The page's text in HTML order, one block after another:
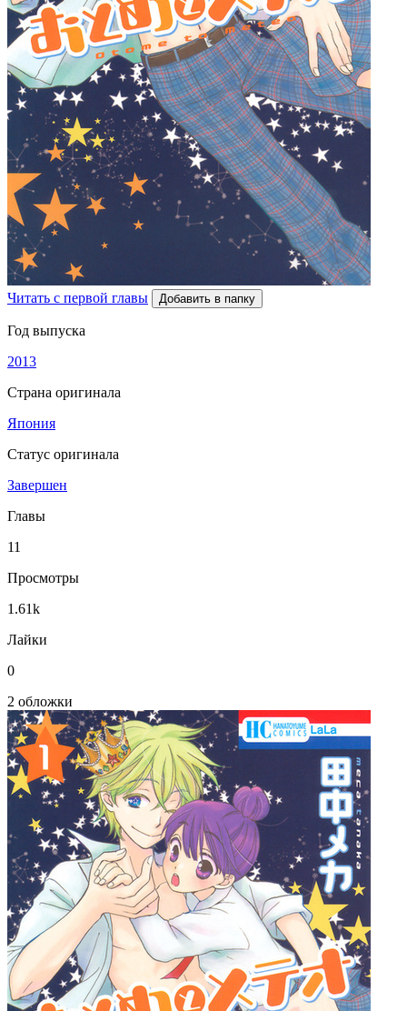
Читать с первой главы Добавить в папку
Год выпуска
2013
Страна оригинала
Япония
Статус оригинала
Завершен
Главы
11
Просмотры
1.61k
Лайки
0
2 обложки